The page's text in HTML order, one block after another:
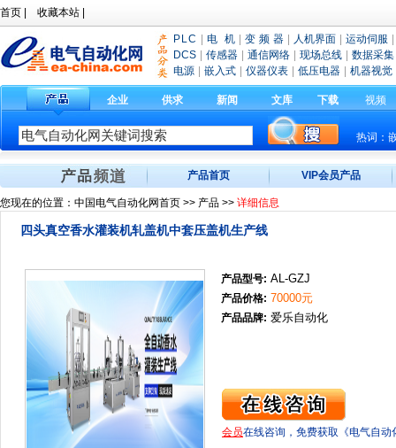
首页 收藏本站
PLC 电 机 变 频 器 人机界面 运动伺服
DCS
传感器 通信网络 现场总线
数据采集
电源
嵌入式 仪器仪表 低压电器 机器视觉
企业 供求 新闻 文库 下载 视频
热词：
产品首页 VIP会员产品
您现在的位置： 中国电气自动化网首页 >> 产品 >> 详细信息
四头真空香水灌装机轧盖机中套压盖机生产线
产品型号: AL-GZJ
产品价格: 70000元
产品品牌: 爱乐自动化
会员在线咨询，免费获取《电气自动